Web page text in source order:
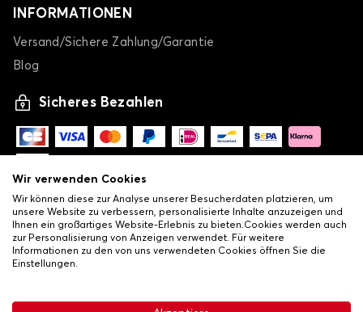
INFORMATIONEN
Versand/Sichere Zahlung/Garantie
Blog
Sicheres Bezahlen
Allgemeine Verkaufsbedingungen•
Wir verwenden Cookies
Wir können diese zur Analyse unserer Besucherdaten platzieren, um
unsere Website zu verbessern, personalisierte Inhalte anzuzeigen und
Ihnen ein großartiges Website-Erlebnis zu bieten.Cookies werden auch
zur Personalisierung von Anzeigen verwendet. Für weitere
Informationen zu den von uns verwendeten Cookies öffnen Sie die
Einstellungen.